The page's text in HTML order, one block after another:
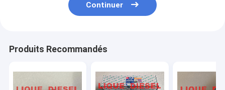
Continuer
Produits Recommandés